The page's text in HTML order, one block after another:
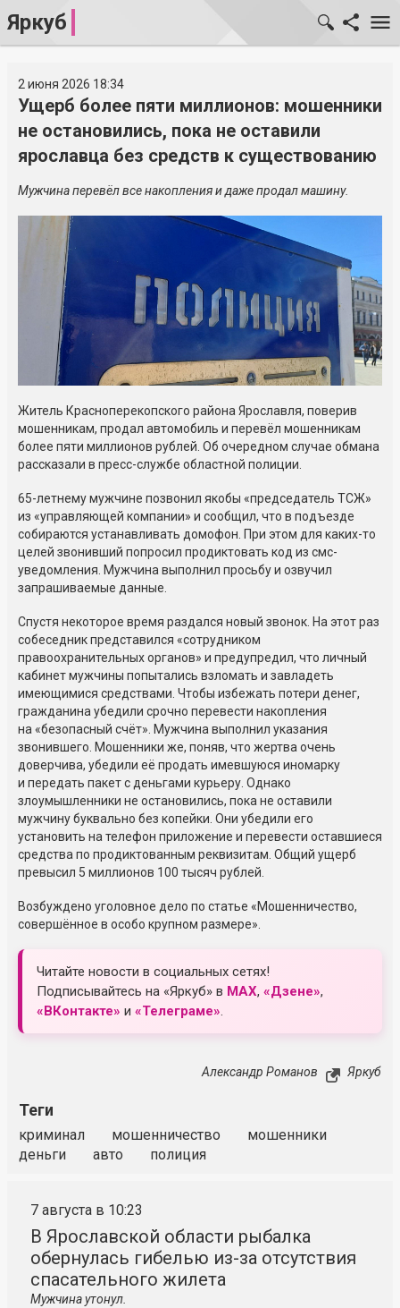
Яркуб
2 июня 2026 18:34
Ущерб более пяти миллионов: мошенники
не остановились, пока не оставили
ярославца без средств к существованию
Мужчина перевёл все накопления и даже продал машину.
Житель Красноперекопского района Ярославля, поверив
мошенникам, продал автомобиль и перевёл мошенникам
более пяти миллионов рублей. Об очередном случае обмана
рассказали в пресс-службе областной полиции.
65-летнему мужчине позвонил якобы «председатель ТСЖ»
из «управляющей компании» и сообщил, что в подъезде
собираются устанавливать домофон. При этом для каких-то
целей звонивший попросил продиктовать код из смс-
уведомления. Мужчина выполнил просьбу и озвучил
запрашиваемые данные.
Спустя некоторое время раздался новый звонок. На этот раз
собеседник представился «сотрудником
правоохранительных органов» и предупредил, что личный
кабинет мужчины попытались взломать и завладеть
имеющимися средствами. Чтобы избежать потери денег,
гражданина убедили срочно перевести накопления
на «безопасный счёт». Мужчина выполнил указания
звонившего. Мошенники же, поняв, что жертва очень
доверчива, убедили её продать имевшуюся иномарку
и передать пакет с деньгами курьеру. Однако
злоумышленники не остановились, пока не оставили
мужчину буквально без копейки. Они убедили его
установить на телефон приложение и перевести оставшиеся
средства по продиктованным реквизитам. Общий ущерб
превысил 5 миллионов 100 тысяч рублей.
Возбуждено уголовное дело по статье «Мошенничество,
совершённое в особо крупном размере».
Читайте новости в социальных сетях!
Подписывайтесь на «Яркуб» в MAX, «Дзене»,
«ВКонтакте» и «Телеграме».
Александр Романов Яркуб
Теги
криминал мошенничество
мошенники
деньги
авто полиция
7 августа в 10:23
В Ярославской области рыбалка
обернулась гибелью из-за отсутствия
спасательного жилета
Мужчина утонул.